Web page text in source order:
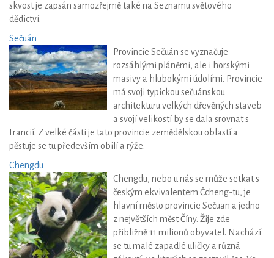
skvost je zapsán samozřejmě také na Seznamu světového
dědictví.
Sečuán
Provincie Sečuán se vyznačuje
rozsáhlými pláněmi, ale i horskými
masivy a hlubokými údolími. Provincie
má svoji typickou sečuánskou
architekturu velkých dřevěných staveb
a svojí velikostí by se dala srovnat s
Francií. Z velké části je tato provincie zemědělskou oblastí a
pěstuje se tu především obilí a rýže.
Chengdu
Chengdu, nebo u nás se může setkat s
českým ekvivalentem Čcheng-tu, je
hlavní město provincie Sečuan a jedno
z největších měst Číny. Žije zde
přibližně 11 milionů obyvatel. Nachází
se tu malé zapadlé uličky a různá